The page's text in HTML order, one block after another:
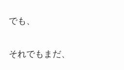
でも、
それでもまだ、